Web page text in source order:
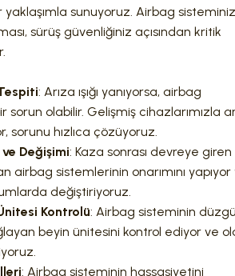
sunuyoruz. Airbag
sürüş güvenliğiniz açısından kritik
: Arıza ışığı yanıyorsa, airbag
sorun olabilir. Gelişmiş cihazlarımızla
sorunu hızlıca çözüyoruz.
Değişimi: Kaza sonrası devreye giren
airbag sistemlerinin onarımını yapıyor
değiştiriyoruz.
Kontrolü: Airbag sisteminin
beyin ünitesini kontrol ediyor ve
: Airbag sisteminin hassasiyetini